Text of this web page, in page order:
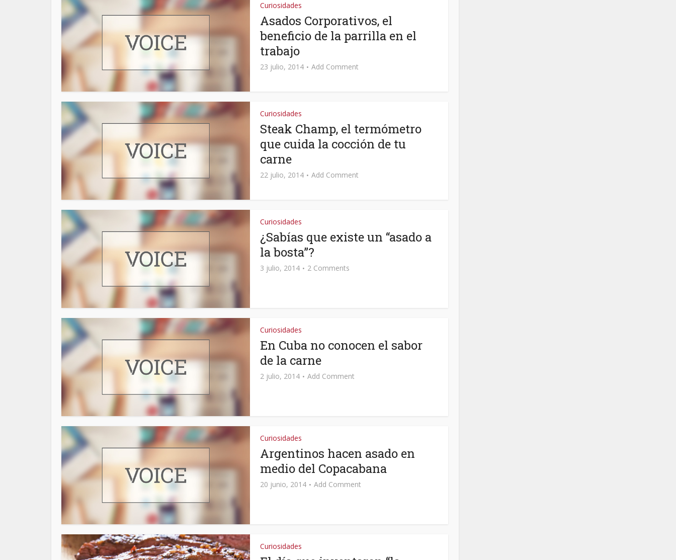
Curiosidades
Asados Corporativos, el
beneficio de la parrilla en el
trabajo
23 julio, 2014 Add Comment
Curiosidades
Steak Champ, el termómetro
que cuida la cocción de tu
carne
22 julio, 2014 Add Comment
Curiosidades
¿Sabías que existe un “asado a
la bosta”?
3 julio, 2014 2 Comments
Curiosidades
En Cuba no conocen el sabor
de la carne
2 julio, 2014 Add Comment
Curiosidades
Argentinos hacen asado en
medio del Copacabana
20 junio, 2014 Add Comment
Curiosidades